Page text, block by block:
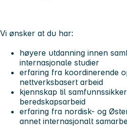
Vi ønsker at du har:
høyere utdanning innen
internasjonale studier
erfaring fra koordinerende
nettverksbasert arbeid
kjennskap til
beredskapsarbeid
erfaring fra nordisk- og
annet internasjonalt